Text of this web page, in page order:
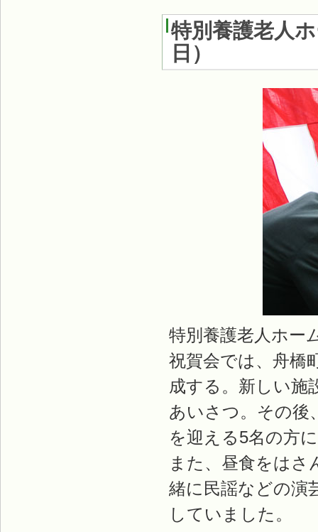
特別養護老人
日 ）
特別養護老人ホー
祝賀会では、舟橋
成する。新しい施
あいさつ。その後
を迎える5名の方
また、昼食をはさ
緒に民謡などの演
していました。